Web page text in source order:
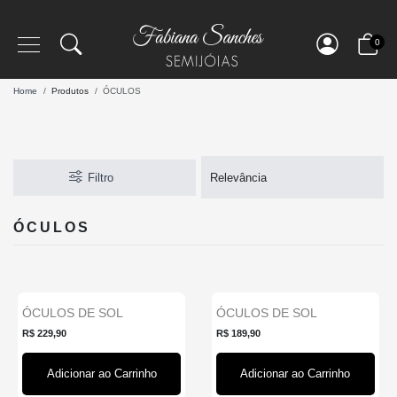
0
Home Produtos ÓCULOS
Filtro
ÓCULOS
ÓCULOS DE SOL
REDONDO COM LENTE
PRETA ARMA...
R$ 229,90
Adicionar ao Carrinho
ÓCULOS DE SOL
REDONDO COM
DETALHES LENTE P...
R$ 189,90
Adicionar ao Carrinho